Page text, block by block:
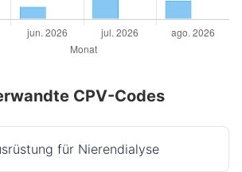
CPV-Codes
für Nierendialyse